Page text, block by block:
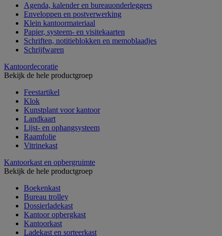
Agenda, kalender en bureauonderleggers
Enveloppen en postverwerking
Klein kantoormateriaal
Papier, systeem- en visitekaarten
Schriften, notitieblokken en memoblaadjes
Schrijfwaren
Kantoordecoratie
Bekijk de hele productgroep
Feestartikel
Klok
Kunstplant voor kantoor
Landkaart
Lijst- en ophangsysteem
Raamfolie
Vitrinekast
Kantoorkast en opbergruimte
Bekijk de hele productgroep
Boekenkast
Bureau trolley
Dossierladekast
Kantoor opbergkast
Kantoorkast
Ladekast en sorteerkast